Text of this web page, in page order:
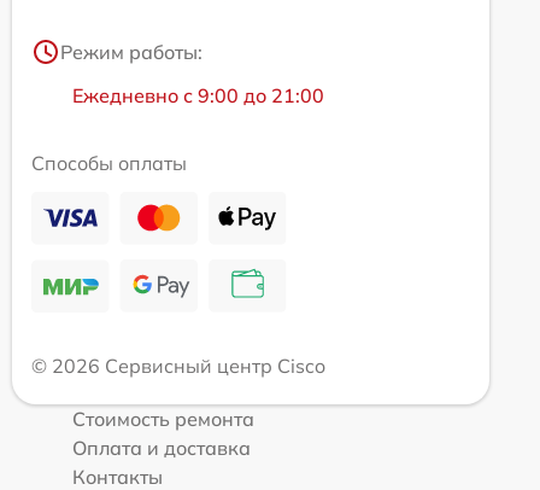
Режим работы:
Ежедневно с 9:00 до 21:00
Способы оплаты
© 2026 Сервисный центр Cisco
Стоимость ремонта
Оплата и доставка
Контакты